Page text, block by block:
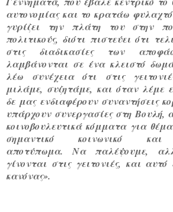
αυτονομίας και το κρατάω
γυρίζει την πλάτη του στην
πολιτικούς, διότι πιστεύει ότι
στις διαδικασίες των
λαμβάνονται σε ένα κλειστό
λέω συνέχεια ότι στις
μιλάμε, συζητάμε, και όταν λέμε
δε μας ενδιαφέρουν συναντήσεις
υπάρχουν συνεργασίες στη
κοινοβουλευτικά κόμματα για
σημαντικό κοινωνικό και
αποτύπωμα.Να παλέψουμε,
γίνονται στις γειτονιές, και
κανόνας».